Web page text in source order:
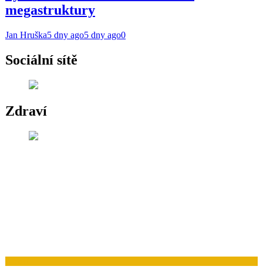
megastruktury
Jan Hruška5 dny ago5 dny ago0
Sociální sítě
Zdraví